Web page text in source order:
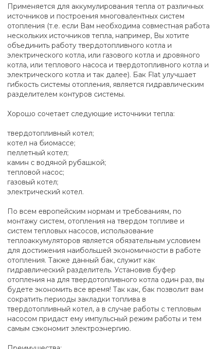
Применяется для аккумулирования тепла от различных
источников и построения многовалентных систем
отопления (т.е. если Вам необходима совместная работа
нескольких источников тепла, например, Вы хотите
объединить работу твердотопливного котла и
электрического котла, или газового котла и дровяного
котла, или теплового насоса и твердотопливного котла и
электрического котла и так далее). Бак Flat улучшает
гибкость системы отопления, является гидравлическим
разделителем контуров системы.
Хорошо сочетает следующие источники тепла:
твердотопливный котел;
котел на биомассе;
пеллетный котел;
камин с водяной рубашкой;
тепловой насос;
газовый котел;
электрический котел.
По всем европейским нормам и требованиям, по
монтажу систем, отопления на твердом топливе и
систем тепловых насосов, использование
теплоаккумуляторов является обязательным условием
для достижения наибольшей экономичности в работе
отопления. Также данный бак, служит как
гидравлический разделитель. Установив буфер
отопления на для твердотопливного котла один раз, вы
будете экономить все время! Так как, бак позволит вам
сократить периоды закладки топлива в
твердотопливный котел, а в случае работы с тепловым
насосом придаст ему импульсный режим работы и тем
самым сэкономит электроэнергию.